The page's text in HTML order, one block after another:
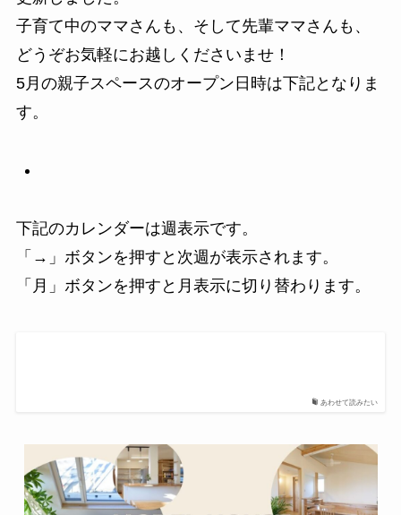
子育て中のママさんも、そして先輩ママさんも、
どうぞお気軽にお越しくださいませ！
5月の親子スペースのオープン日時は下記となりま
す。
下記のカレンダーは週表示です。
「→」ボタンを押すと次週が表示されます。
「月」ボタンを押すと月表示に切り替わります。
あわせて読みたい